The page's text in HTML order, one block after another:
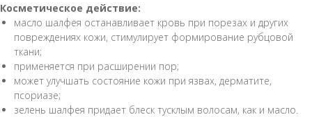
Косметическое действие:
масло шалфея останавливает кровь при порезах и других
повреждениях кожи, стимулирует форми­рование рубцовой
ткани;
применяется при расширении пор;
может улучшать состояние кожи при яз­вах, дерматите,
псориазе;
зелень шалфея придает блеск тусклым волосам, как и масло.